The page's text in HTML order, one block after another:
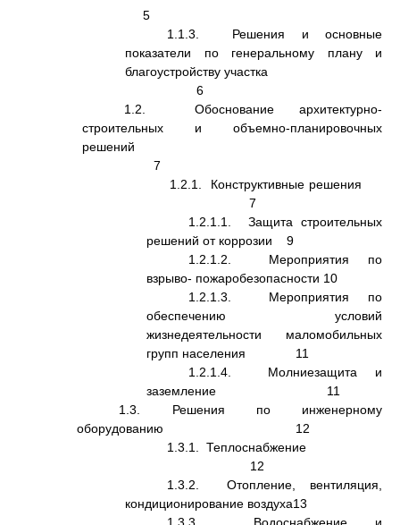
5
1.1.3. Решения и основные
показатели по генеральному плану и
благоустройству участка
6
1.2. Обоснование архитектурно-
строительных и объемно-планировочных
решений
7
1.2.1. Конструктивные решения
7
1.2.1.1. Защита строительных
решений от коррозии 9
1.2.1.2. Мероприятия по
взрыво- пожаробезопасности 10
1.2.1.3. Мероприятия по
обеспечению условий
жизнедеятельности маломобильных
групп населения 11
1.2.1.4. Молниезащита и
заземление 11
1.3. Решения по инженерному
оборудованию 12
1.3.1. Теплоснабжение
12
1.3.2. Отопление, вентиляция,
кондиционирование воздуха13